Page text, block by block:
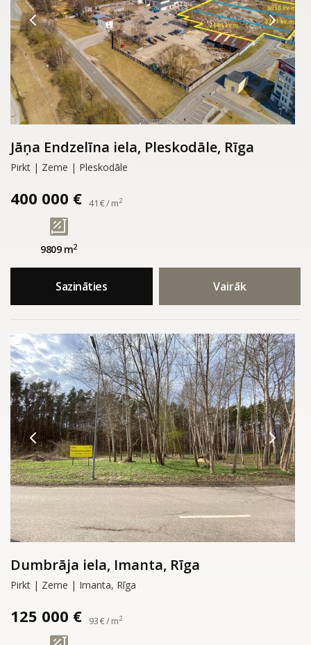
Jāņa Endzelīna iela, Pleskodāle, Rīga
Pirkt | Zeme | Pleskodāle
400 000 € 41 € / m2
9809 m2
Sazināties Vairāk
Dumbrāja iela, Imanta, Rīga
Pirkt | Zeme | Imanta, Rīga
125 000 € 93 € / m2